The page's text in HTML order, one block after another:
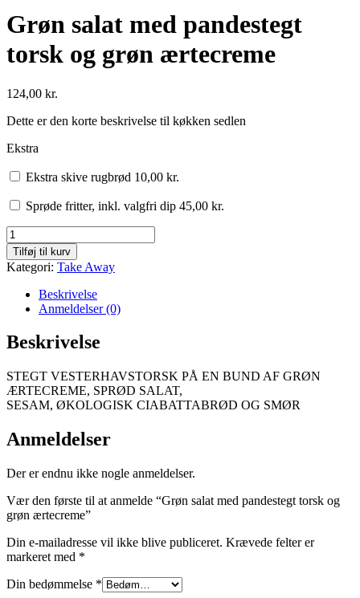
Grøn salat med pandestegt
torsk og grøn ærtecreme
124,00 kr.
Dette er den korte beskrivelse til køkken sedlen
Ekstra
Ekstra skive rugbrød 10,00 kr.
Sprøde fritter, inkl. valgfri dip 45,00 kr.
Grøn
salat
med
pandestegt
torsk
ærtecreme
antal
Tilføj til kurv
Kategori: Take Away
Beskrivelse
Anmeldelser (0)
Beskrivelse
STEGT VESTERHAVSTORSK PÅ EN BUND AF GRØN
ÆRTECREME, SPRØD SALAT,
SESAM, ØKOLOGISK CIABATTABRØD OG SMØR
Anmeldelser
Der er endnu ikke nogle anmeldelser.
Vær den første til at anmelde “Grøn salat med pandestegt torsk og
grøn ærtecreme”
Din e-mailadresse vil ikke blive publiceret. Krævede felter er
markeret med *
Din bedømmelse *